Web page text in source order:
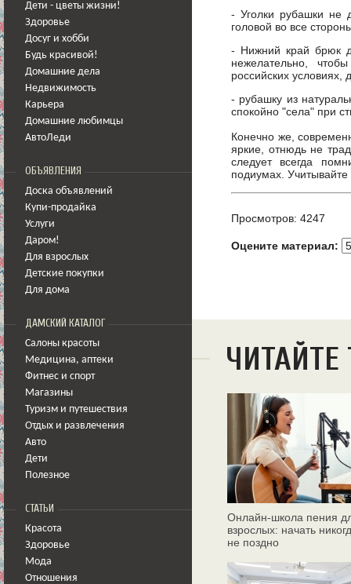
Дети - цветы жизни!
Здоровье
Досуг и хобби
Будь красивой!
Домашние дела
Недвижимость
Карьера
Домашние любимцы
АвтоЛеди
ОБЪЯВЛЕНИЯ
Доска объявлений
Купи-продайка
Услуги
Даром!
Для взрослых
Детские покупки
Для дома
ДАМСКИЙ КАТАЛОГ
Салоны красоты
Медицина, аптеки
Фитнес и спорт
Магазины
Туризм и путешествия
Отдых и развлечения
Авто
Дети
Полезное
СТАТЬИ
Красота
Здоровье
Мода
Отношения
- Уголки рубашки не
головой во все
- Нижний край брюк
нежелательно,
российских
- рубашку из
спокойно "села" при
Конечно же,
яркие, отнюдь не
следует всегда
подиумах.
Просмотров: 4247
Оцените материал:
Онлайн‑школа пения
взрослых: начать
не поздно